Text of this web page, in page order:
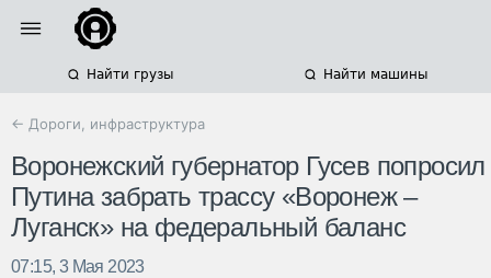
Найти грузы Найти машины
← Дороги, инфраструктура
Воронежский губернатор Гусев попросил
Путина забрать трассу «Воронеж –
Луганск» на федеральный баланс
07:15, 3 Мая 2023